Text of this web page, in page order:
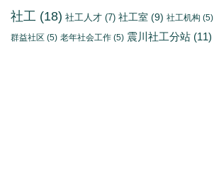
社工 (18) 社工人才 (7) 社工室 (9) 社工机构 (5)
群益社区 (5) 老年社会工作 (5) 震川社工分站 (11)